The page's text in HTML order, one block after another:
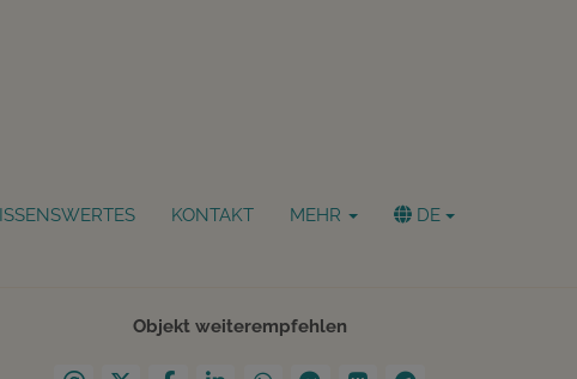
KONTAKT MEHR DE
Objekt weiterempfehlen